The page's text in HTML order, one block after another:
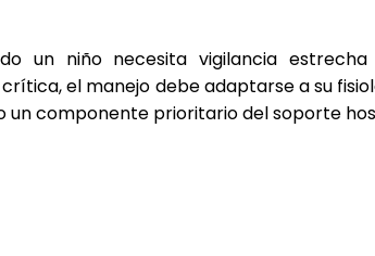
un niño necesita vigilancia
el manejo debe adaptarse a su
componente prioritario del soporte